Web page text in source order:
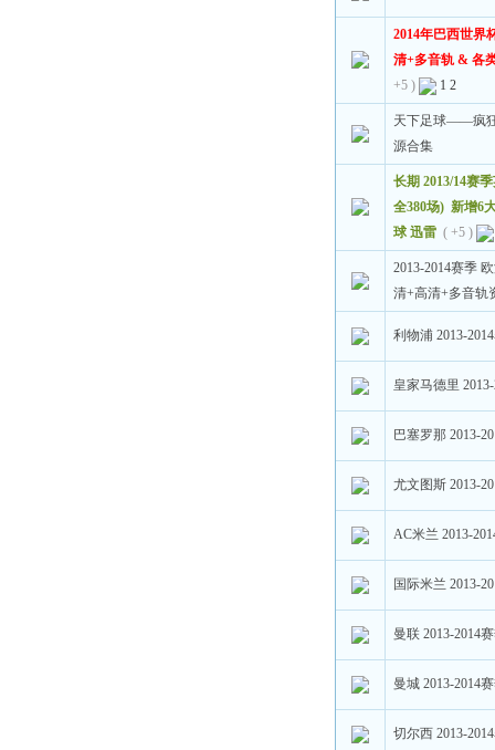
2014年巴西世界
清+多音轨 & 各
+5 )
1 2
天下足球——疯
源合集
长期 2013/14赛
全380场) 新增6
球 迅雷 ( +5 )
2013-2014赛季
清+高清+多音轨
利物浦 2013-
皇家马德里
巴塞罗那 2013-
尤文图斯 2013-
AC米兰 2013-
国际米兰 2013-
曼联 2013-2014
曼城 2013-2014
切尔西 2013-